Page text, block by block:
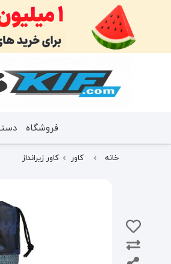
فروشگاه
خانه کاور کاور زیرانداز